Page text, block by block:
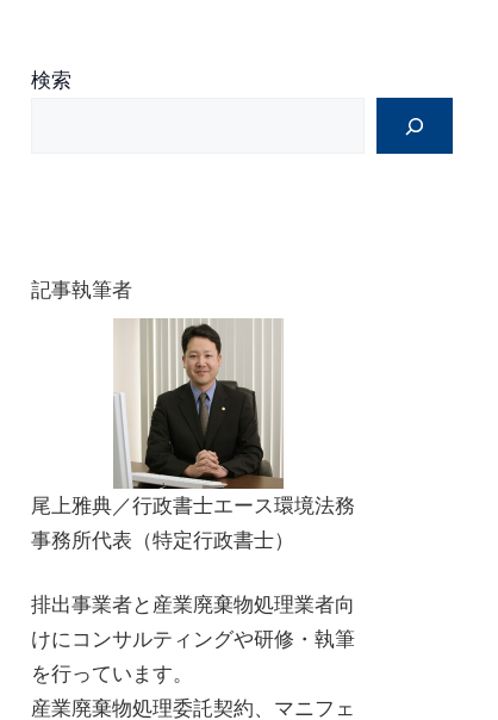
検索
記事執筆者
尾上雅典／行政書士エース環境法務
事務所代表（特定行政書士）
排出事業者と産業廃棄物処理業者向
けにコンサルティングや研修・執筆
を行っています。
産業廃棄物処理委託契約、マニフェ